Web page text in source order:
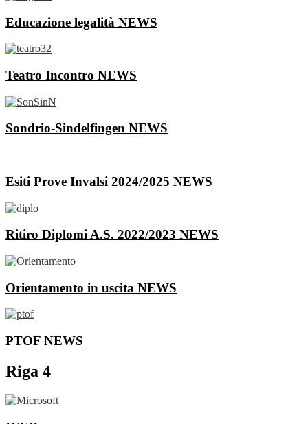
Educazione legalità NEWS
Teatro Incontro NEWS
Sondrio-Sindelfingen NEWS
Esiti Prove Invalsi 2024/2025 NEWS
Ritiro Diplomi A.S. 2022/2023 NEWS
Orientamento in uscita NEWS
PTOF NEWS
Riga 4